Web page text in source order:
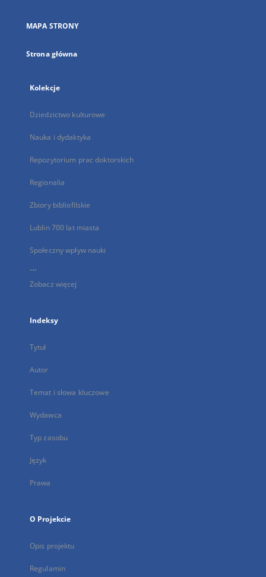
karcie
MAPA STRONY
Strona główna
Kolekcje
Dziedzictwo kulturowe
Nauka i dydaktyka
Repozytorium prac doktorskich
Regionalia
Zbiory bibliofilskie
Lublin 700 lat miasta
Społeczny wpływ nauki
...
Zobacz więcej
Indeksy
Tytuł
Autor
Temat i słowa kluczowe
Wydawca
Typ zasobu
Język
Prawa
O Projekcie
Opis projektu
Regulamin